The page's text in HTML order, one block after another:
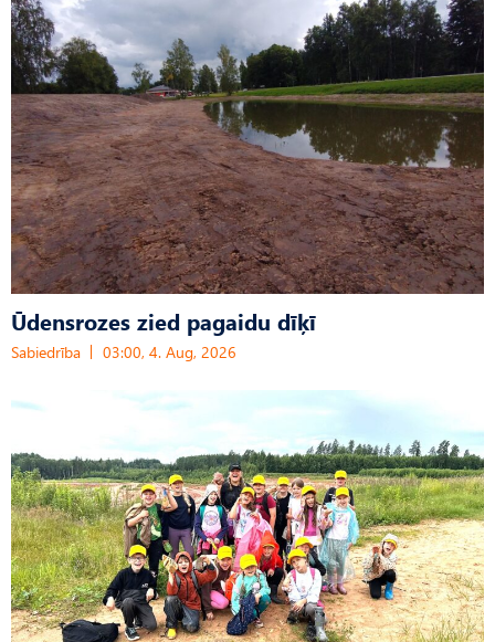
Ūdensrozes zied pagaidu dīķī
Sabiedrība 03:00, 4. Aug, 2026